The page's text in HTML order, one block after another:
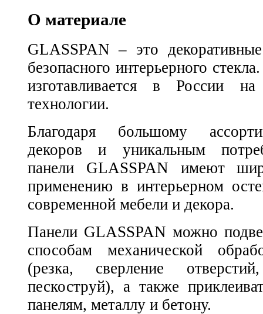
О материале
GLASSPAN – это
безопасного интерьерного
изготавливается в России
технологии.
Благодаря большому
декоров и уникальным
панели GLASSPAN имеют
применению в интерьерном
современной мебели и декора.
Панели GLASSPAN можно
способам механической
(резка, сверление
пескоструй), а также
панелям, металлу и бетону.